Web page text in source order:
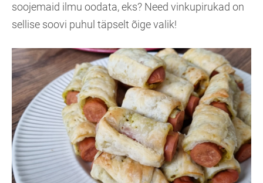
soojemaid ilmu oodata, eks? Need vinkupirukad on
sellise soovi puhul täpselt õige valik!